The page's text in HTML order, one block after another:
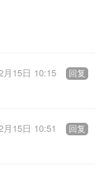
月15日 10:15 回复
月15日 10:51 回复